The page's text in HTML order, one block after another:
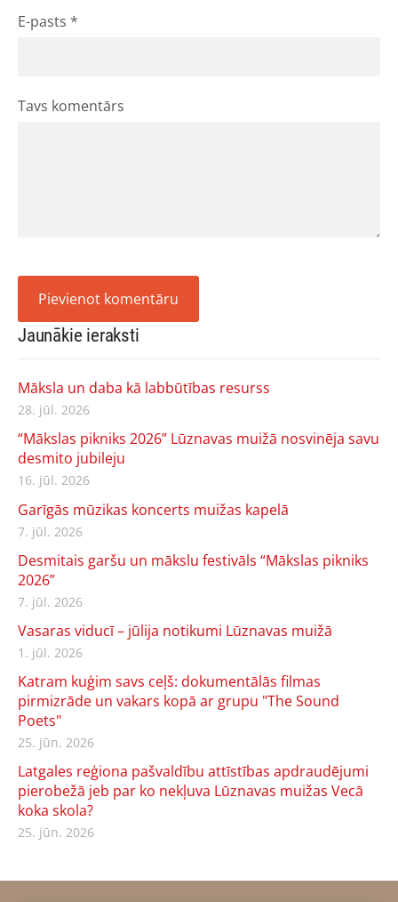
Jaunākie ieraksti
Māksla un daba kā labbūtības resurss
28. jūl. 2026
“Mākslas pikniks 2026” Lūznavas muižā nosvinēja savu
desmito jubileju
16. jūl. 2026
Garīgās mūzikas koncerts muižas kapelā
7. jūl. 2026
Desmitais garšu un mākslu festivāls “Mākslas pikniks
2026”
7. jūl. 2026
Vasaras viducī – jūlija notikumi Lūznavas muižā
1. jūl. 2026
Katram kuģim savs ceļš: dokumentālās filmas
pirmizrāde un vakars kopā ar grupu "The Sound
Poets"
25. jūn. 2026
Latgales reģiona pašvaldību attīstības apdraudējumi
pierobežā jeb par ko nekļuva Lūznavas muižas Vecā
koka skola?
25. jūn. 2026
E-pasts *
Tavs komentārs